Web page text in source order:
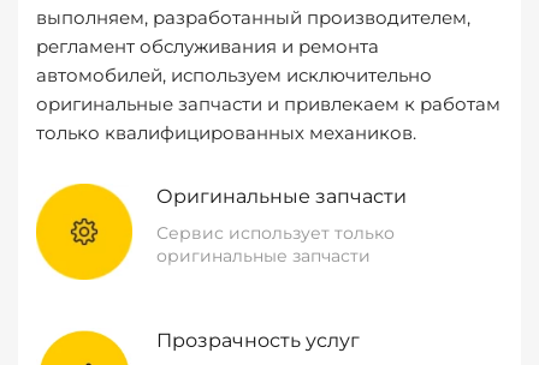
выполняем, разработанный производителем,
регламент обслуживания и ремонта
автомобилей, используем исключительно
оригинальные запчасти и привлекаем к работам
только квалифицированных механиков.
Оригинальные запчасти
Сервис использует только
оригинальные запчасти
Прозрачность услуг